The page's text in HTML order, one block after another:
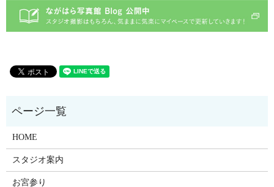
HOME
スタジオ案内
お宮参り